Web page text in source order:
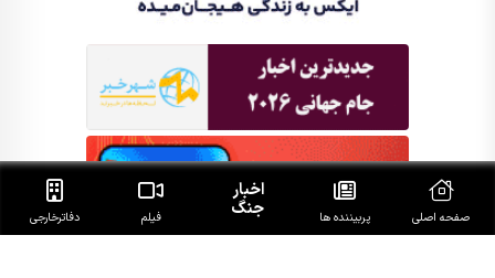
صفحه اصلی پربیننده ها
اخبار
جنگ فیلم دفاتر‌خارجی